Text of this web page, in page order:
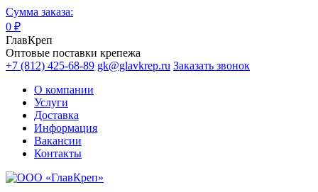
Сумма заказа:
0 ₽
ГлавКреп
Оптовые поставки крепежа
+7 (812) 425-68-89 gk@glavkrep.ru Заказать звонок
О компании
Услуги
Доставка
Информация
Вакансии
Контакты